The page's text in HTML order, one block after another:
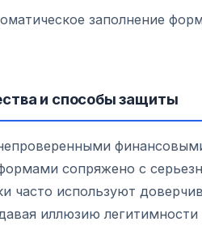
заполнение
и способы защиты
сопряжено с
часто используют
иллюзию легитимности